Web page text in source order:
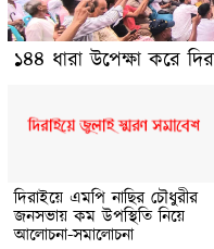
১৪৪ ধারা উপেক্ষা করে
দিরাইয়ে এমপি নাছির চৌধুরীর
জনসভায় কম উপস্থিতি নিয়ে
আলোচনা-সমালোচনা